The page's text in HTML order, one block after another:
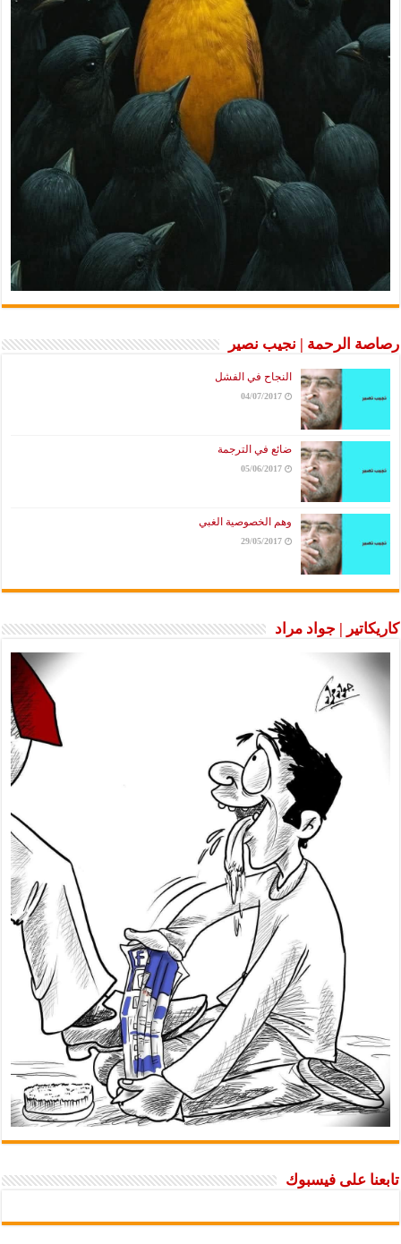
رصاصة الرحمة | نجيب نصير
النجاح في الفشل
04/07/2017
ضائع في الترجمة
05/06/2017
وهم الخصوصية الغبي
29/05/2017
كاريكاتير | جواد مراد
تابعنا على فيسبوك